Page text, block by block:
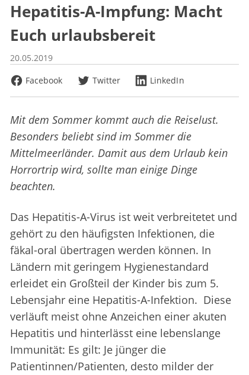
Hepatitis-A-Impfung: Macht
Euch urlaubsbereit
20.05.2019
Facebook
Twitter LinkedIn
Mit dem Sommer kommt auch die Reiselust.
Besonders beliebt sind im Sommer die
Mittelmeerländer. Damit aus dem Urlaub kein
Horrortrip wird, sollte man einige Dinge
beachten.
Das Hepatitis-A-Virus ist weit verbreitetet und
gehört zu den häufigsten Infektionen, die
fäkal-oral übertragen werden können. In
Ländern mit geringem Hygienestandard
erleidet ein Großteil der Kinder bis zum 5.
Lebensjahr eine Hepatitis-A-Infektion. Diese
verläuft meist ohne Anzeichen einer akuten
Hepatitis und hinterlässt eine lebenslange
Immunität: Es gilt: Je jünger die
Patientinnen/Patienten, desto milder der